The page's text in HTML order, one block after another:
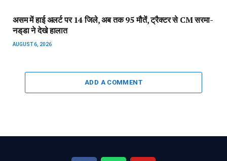
असम में हाई अलर्ट पर 14 जिले, अब तक 95 मौतें, ट्रैक्टर से CM सरमा-
नड्‌डा ने देखे हालात
AUGUST 6, 2026
ADD A COMMENT